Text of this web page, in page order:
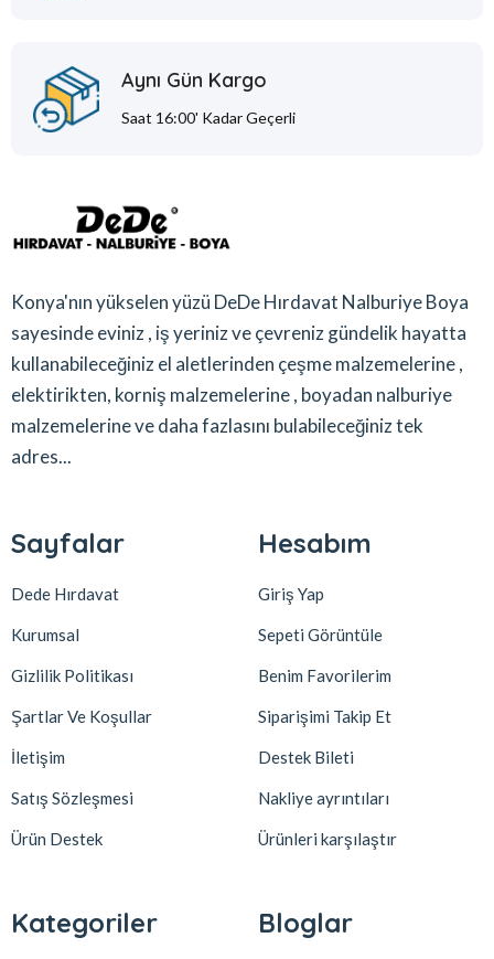
Aynı Gün Kargo
Saat 16:00' Kadar Geçerli
Konya'nın yükselen yüzü DeDe Hırdavat Nalburiye Boya
sayesinde eviniz , iş yeriniz ve çevreniz gündelik hayatta
kullanabileceğiniz el aletlerinden çeşme malzemelerine ,
elektirikten, korniş malzemelerine , boyadan nalburiye
malzemelerine ve daha fazlasını bulabileceğiniz tek
adres...
Sayfalar
Dede Hırdavat
Kurumsal
Gizlilik Politikası
Şartlar Ve Koşullar
İletişim
Satış Sözleşmesi
Ürün Destek
Hesabım
Giriş Yap
Sepeti Görüntüle
Benim Favorilerim
Siparişimi Takip Et
Destek Bileti
Nakliye ayrıntıları
Ürünleri karşılaştır
Kategoriler Bloglar